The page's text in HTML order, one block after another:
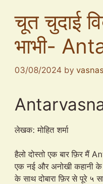
चूत चुदाई
भाभी-
03/08/2024 by
लेखक: मोहित शर्मा
हैलो दोस्तो एक बार फ़िर मैं
एक नई और अनोखी कहानी के
के साथ दोबारा फ़िर से पूरे ५